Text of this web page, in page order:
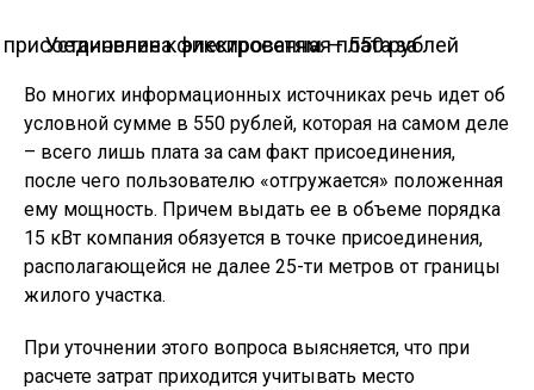
Установлена фиксированная плата за присоединение к электросетям — 550 рублей
Во многих информационных источниках речь идет об
условной сумме в 550 рублей, которая на самом деле
– всего лишь плата за сам факт присоединения,
после чего пользователю «отгружается» положенная
ему мощность. Причем выдать ее в объеме порядка
15 кВт компания обязуется в точке присоединения,
располагающейся не далее 25-ти метров от границы
жилого участка.
При уточнении этого вопроса выясняется, что при
расчете затрат приходится учитывать место